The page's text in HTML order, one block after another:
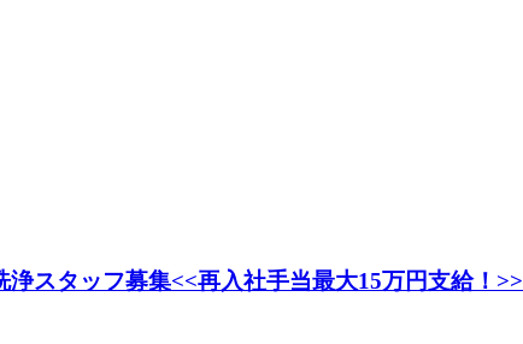
スタッフ募集<<再入社手当最大15万円支給！>>